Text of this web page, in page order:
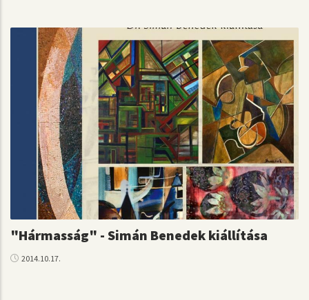
"Hármasság" - Simán Benedek kiállítása
2014.10.17.